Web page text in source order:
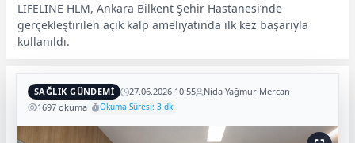
LIFELINE HLM, Ankara Bilkent Şehir Hastanesi’nde
gerçekleştirilen açık kalp ameliyatında ilk kez başarıyla
kullanıldı.
SAĞLIK GÜNDEMİ 27.06.2026 10:55
Nida Yağmur Mercan
1697 okuma
Okuma Süresi: 3 dk